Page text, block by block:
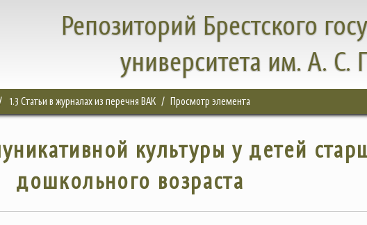
Репозиторий Брестского
университета им. А. С.
1.3 Статьи в журналах из перечня ВАК Просмотр элемента
культуры у детей
дошкольного возраста